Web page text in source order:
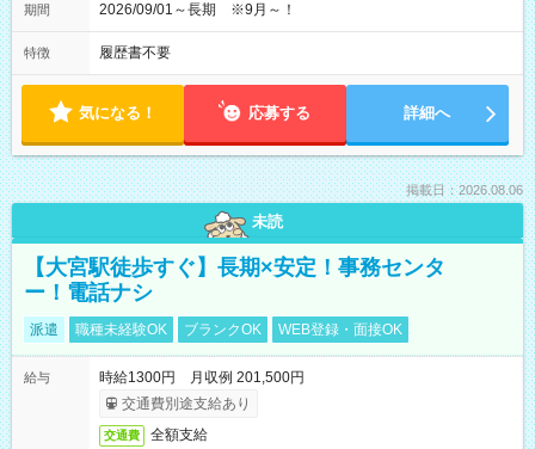
期間 2026/09/01～長期 ※9月～！
特徴 履歴書不要
気になる！ 応募する 詳細へ
掲載日：2026.08.06
未読
【大宮駅徒歩すぐ】長期×安定！事務センタ
ー！電話ナシ
派遣 職種未経験OK ブランクOK WEB登録・面接OK
給与
時給1300円 月収例 201,500円
交通費別途支給あり
交通費 全額支給